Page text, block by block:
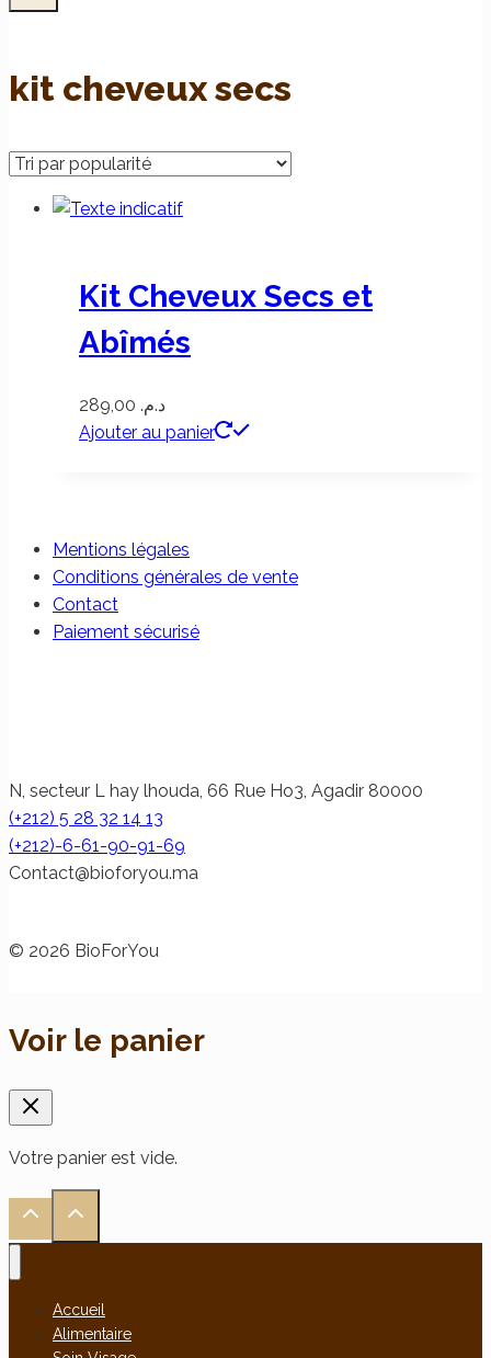
kit cheveux secs
Kit Cheveux Secs et
Abîmés
د.م.
Ajouter au panier
Mentions légales
Conditions générales de vente
Contact
Paiement sécurisé
N, secteur L hay lhouda, 66 Rue Ho3, Agadir 80000
(+212) 5 28 32 14 13
(+212)-6-61-90-91-69
am.uoyrofoib
@tcatnoC
© 2026 BioForYou
Voir le panier
Votre panier est vide.
Accueil
Alimentaire